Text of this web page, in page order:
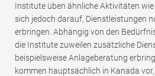
Institute üben ähnliche Aktivitäten
sich jedoch darauf, Dienstleistungen
erbringen. Abhängig von den
die Institute zuweilen zusätzliche
beispielsweise Anlageberatung
kommen hauptsächlich in Kanada